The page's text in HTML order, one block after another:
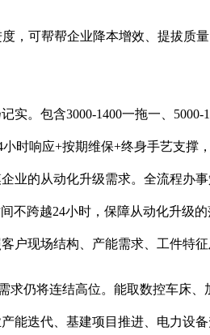
可帮帮企业降本增效、提拔质
包含3000-1400一拖一、5000-
时响应+按期维保+终身手艺支撑
业的从动化升级需求。全流程办
不跨越24小时，保障从动化升级
户现场结构、产能需求、工件特征
仍将连结高位。能取数控车床、
能迭代、基建项目推进、电力设